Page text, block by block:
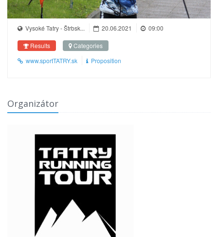
Vysoké Tatry - Štrbsk... 20.06.2021 09:00
Results
Categories
www.sportTATRY.sk
Proposition
Organizátor